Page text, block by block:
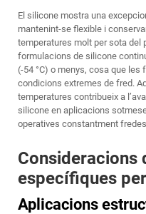
El silicone mostra una
mantenint-se flexible i
temperatures molt per sota del
formulacions de silicone
(-54 °C) o menys, cosa que
condicions extremes de fred.
temperatures contribueix a
silicone en aplicacions
operatives constantment
Consideracions
específiques
Aplicacions